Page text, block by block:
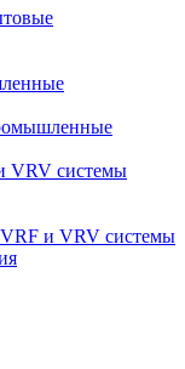
VRV системы
и VRV системы